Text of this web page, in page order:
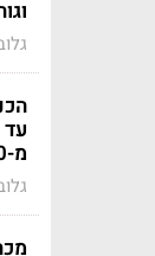
מ-80 ל-40 דולר